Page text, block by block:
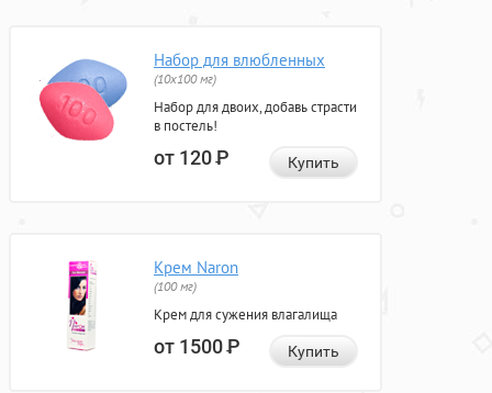
Набор для влюбленных
(10х100 мг)
Набор для двоих, добавь страсти
в постель!
от 120Р Купить
Крем Naron
(100 мг)
Крем для сужения влагалища
от 1500Р Купить